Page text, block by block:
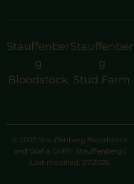
Stauffenber
g
Bloodstock
Stauffenber
g
Stud Farm
© 2025 Stauffenberg Bloodstock
and Graf & Gräfin Stauffenberg |
Last modified: 07.2026